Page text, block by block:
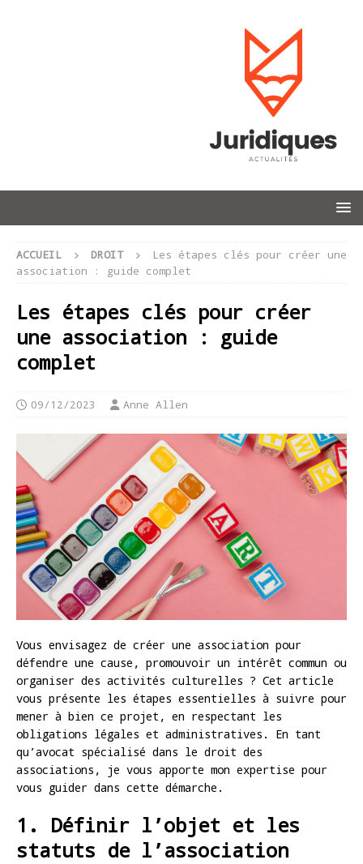
ACCUEIL DROIT
Les étapes clés pour créer une
association : guide complet
Les étapes clés pour créer
une association : guide
complet
09/12/2023 Anne Allen
Vous envisagez de créer une association pour
défendre une cause, promouvoir un intérêt commun ou
organiser des activités culturelles ? Cet article
vous présente les étapes essentielles à suivre pour
mener à bien ce projet, en respectant les
obligations légales et administratives. En tant
qu’avocat spécialisé dans le droit des
associations, je vous apporte mon expertise pour
vous guider dans cette démarche.
1. Définir l’objet et les
statuts de l’association